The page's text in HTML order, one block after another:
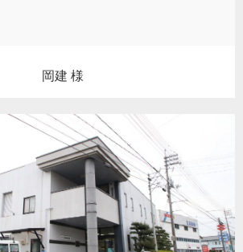
岡建 様